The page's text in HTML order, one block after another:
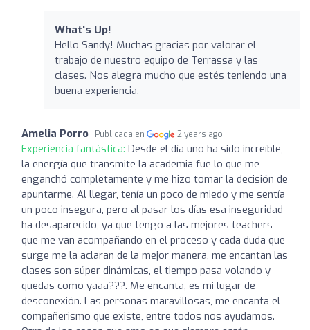
What's Up!
Hello Sandy! Muchas gracias por valorar el
trabajo de nuestro equipo de Terrassa y las
clases. Nos alegra mucho que estés teniendo una
buena experiencia.
Amelia Porro Publicada en 2 years ago
Experiencia fantástica: Desde el día uno ha sido increíble,
la energía que transmite la academia fue lo que me
enganchó completamente y me hizo tomar la decisión de
apuntarme. Al llegar, tenía un poco de miedo y me sentía
un poco insegura, pero al pasar los días esa inseguridad
ha desaparecido, ya que tengo a las mejores teachers
que me van acompañando en el proceso y cada duda que
surge me la aclaran de la mejor manera, me encantan las
clases son súper dinámicas, el tiempo pasa volando y
quedas como yaaa???. Me encanta, es mi lugar de
desconexión. Las personas maravillosas, me encanta el
compañerismo que existe, entre todos nos ayudamos.